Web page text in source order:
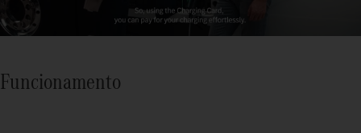
Funcionamento